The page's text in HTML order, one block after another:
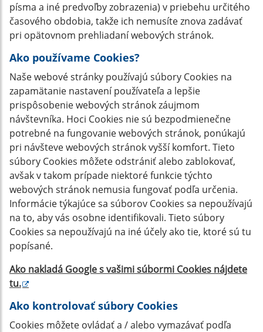
písma a iné predvoľby zobrazenia) v priebehu určitého
časového obdobia, takže ich nemusíte znova zadávať
pri opätovnom prehliadaní webových stránok.
Ako používame Cookies?
Naše webové stránky používajú súbory Cookies na
zapamätanie nastavení používateľa a lepšie
prispôsobenie webových stránok záujmom
návštevníka. Hoci Cookies nie sú bezpodmienečne
potrebné na fungovanie webových stránok, ponúkajú
pri návšteve webových stránok vyšší komfort. Tieto
súbory Cookies môžete odstrániť alebo zablokovať,
avšak v takom prípade niektoré funkcie týchto
webových stránok nemusia fungovať podľa určenia.
Informácie týkajúce sa súborov Cookies sa nepoužívajú
na to, aby vás osobne identifikovali. Tieto súbory
Cookies sa nepoužívajú na iné účely ako tie, ktoré sú tu
popísané.
Ako nakladá Google s vašimi súbormi Cookies nájdete
tu.
Ako kontrolovať súbory Cookies
Cookies môžete ovládať a / alebo vymazávať podľa